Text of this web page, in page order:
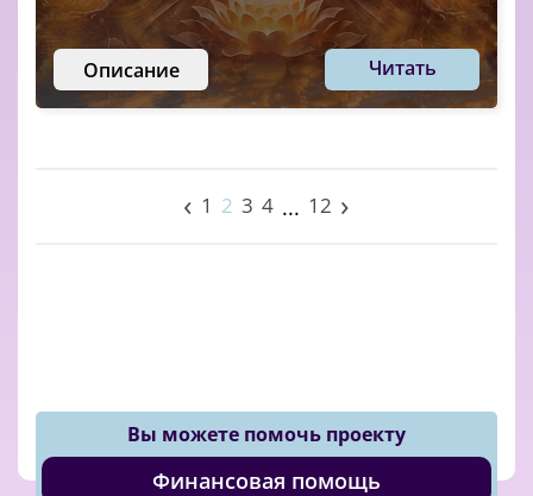
Описание Читать
‹ 1 2 3 4 ... 12 ›
Вы можете помочь проекту
Финансовая помощь